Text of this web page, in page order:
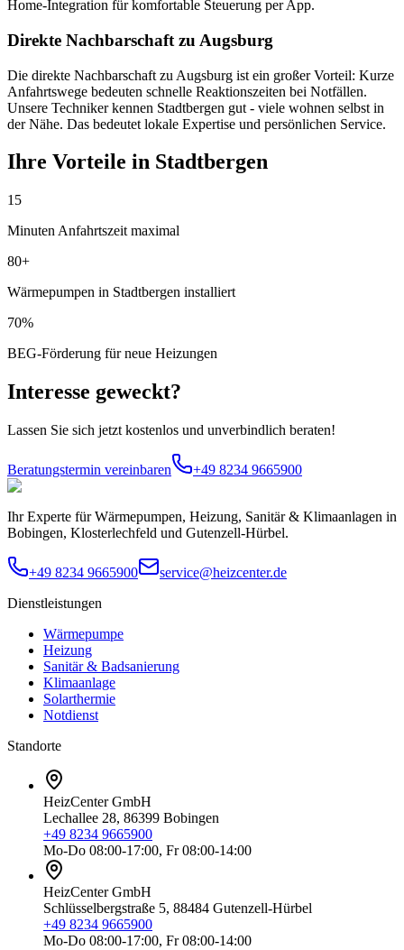
Home-Integration für komfortable Steuerung per App.
Direkte Nachbarschaft zu Augsburg
Die direkte Nachbarschaft zu Augsburg ist ein großer Vorteil: Kurze
Anfahrtswege bedeuten schnelle Reaktionszeiten bei Notfällen.
Unsere Techniker kennen Stadtbergen gut - viele wohnen selbst in
der Nähe. Das bedeutet lokale Expertise und persönlichen Service.
Ihre Vorteile in Stadtbergen
15
Minuten Anfahrtszeit maximal
80+
Wärmepumpen in Stadtbergen installiert
70%
BEG-Förderung für neue Heizungen
Interesse geweckt?
Lassen Sie sich jetzt kostenlos und unverbindlich beraten!
Beratungstermin vereinbaren +49 8234 9665900
Ihr Experte für Wärmepumpen, Heizung, Sanitär & Klimaanlagen in
Bobingen, Klosterlechfeld und Gutenzell-Hürbel.
+49 8234 9665900
service@heizcenter.de
Dienstleistungen
Wärmepumpe
Heizung
Sanitär & Badsanierung
Klimaanlage
Solarthermie
Notdienst
Standorte
HeizCenter GmbH
Lechallee 28, 86399 Bobingen
+49 8234 9665900
Mo-Do 08:00-17:00, Fr 08:00-14:00
HeizCenter GmbH
Schlüsselbergstraße 5, 88484 Gutenzell-Hürbel
+49 8234 9665900
Mo-Do 08:00-17:00, Fr 08:00-14:00